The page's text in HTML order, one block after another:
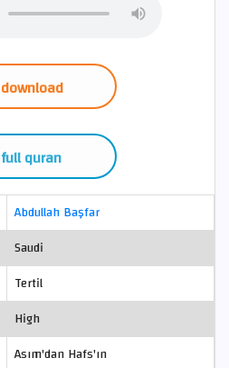
download
full quran
Abdullah Başfar
Saudi
Tertil
High
Asım'dan Hafs'ın